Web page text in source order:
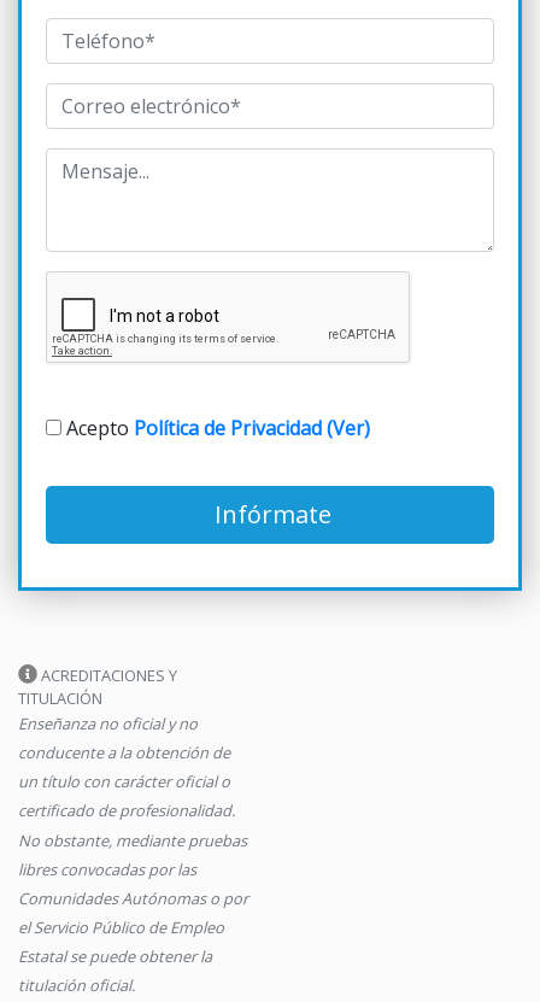
Acepto Política de Privacidad (Ver)
Infórmate
ACREDITACIONES Y
TITULACIÓN
Enseñanza no oficial y no
conducente a la obtención de
un título con carácter oficial o
certificado de profesionalidad.
No obstante, mediante pruebas
libres convocadas por las
Comunidades Autónomas o por
el Servicio Público de Empleo
Estatal se puede obtener la
titulación oficial.